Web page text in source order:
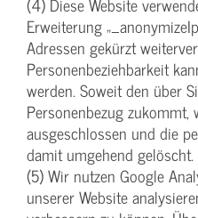
(4) Diese Website
Erweiterung
Adressen gekürzt
Personenbeziehbarkeit
werden. Soweit den über
Personenbezug
ausgeschlossen und die
damit umgehend gelöscht.
(5) Wir nutzen Google
unserer Website